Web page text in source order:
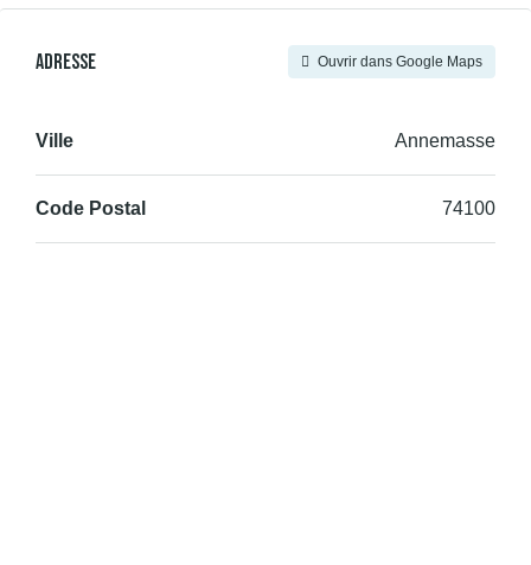
Adresse Ouvrir dans Google Maps
Ville Annemasse
Code Postal 74100